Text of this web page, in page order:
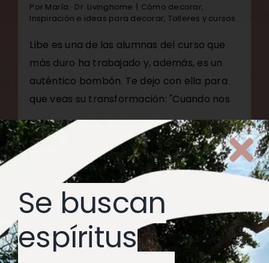
Por María · Dr. Livinghome | Cómo decorar,
Inspiración e ideas para decorar, Talleres y cursos
Libe es una de las alumnas del curso que
más duro ha trabajado y, además, es un
auténtico bombón. Te dejo con ella para
que veas su transformación: "Cuando nos
Más información 2
Se buscan
espíritus